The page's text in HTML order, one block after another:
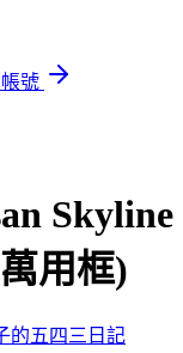
號
Skyline
用框)
的五四三日記